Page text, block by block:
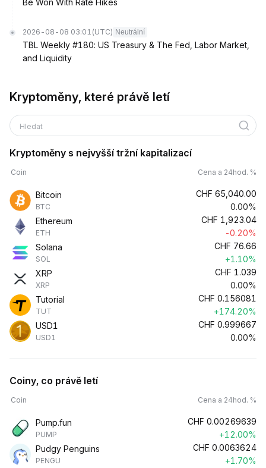
Be Won With Rate Hikes
2026-08-08 03:01 (UTC) Neutrální
TBL Weekly #180: US Treasury & The Fed, Labor Market,
and Liquidity
Kryptoměny, které právě letí
Hledat
Kryptoměny s nejvyšší tržní kapitalizací
Coin Cena a 24hod. %
Bitcoin
BTC
CHF 65,040.00
0.00%
Ethereum
ETH
CHF 1,923.04
-0.20%
Solana
SOL
CHF 76.66
+1.10%
XRP
XRP
CHF 1.039
0.00%
Tutorial
TUT
CHF 0.156081
+174.20%
USD1
USD1
CHF 0.999667
0.00%
Coiny, co právě letí
Coin Cena a 24hod. %
Pump.fun
PUMP
CHF 0.00269639
+12.00%
Pudgy Penguins
PENGU
CHF 0.0063624
+1.70%